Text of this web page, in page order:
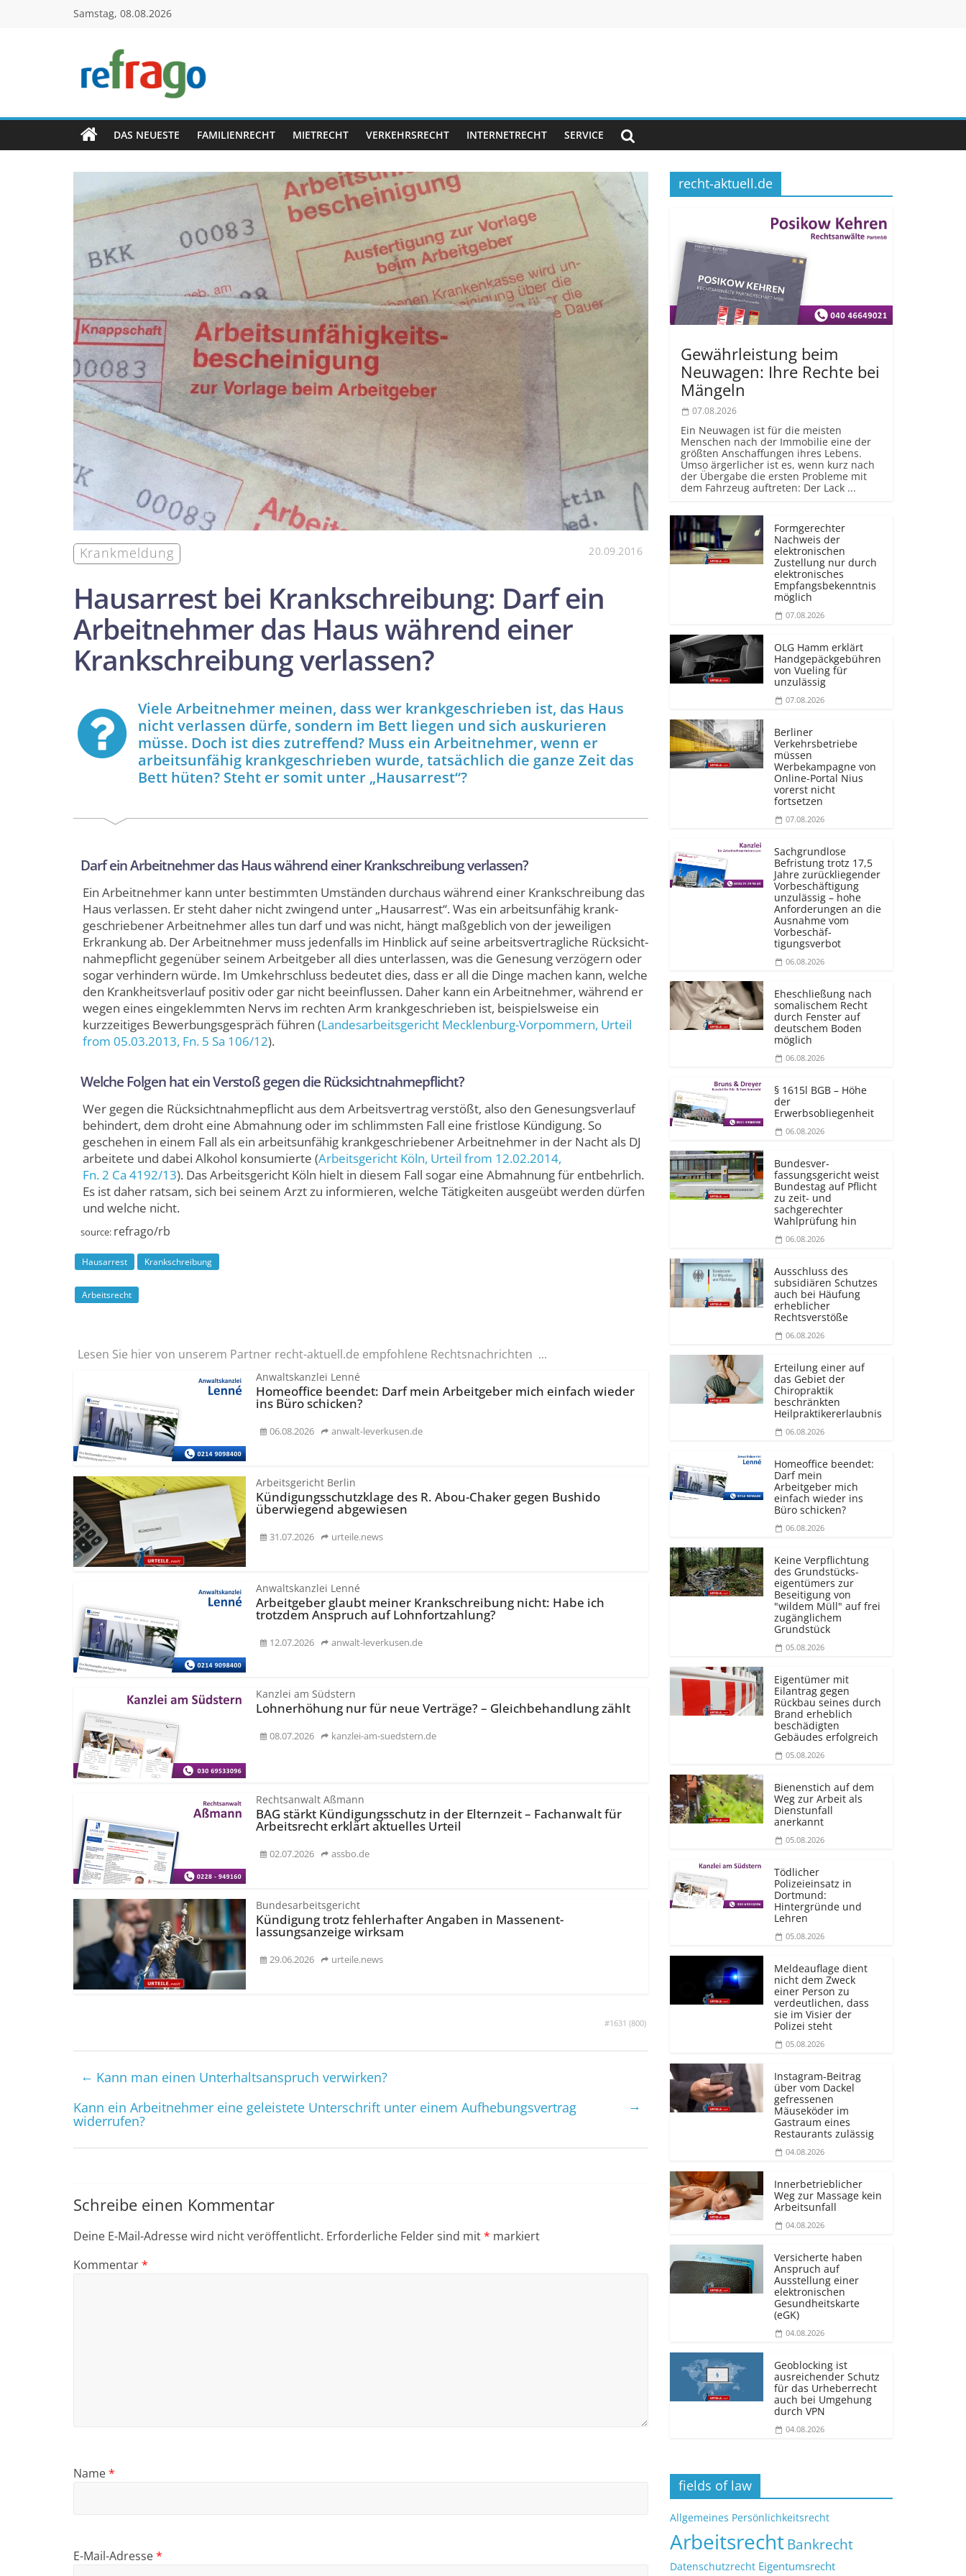
Samstag, 08.08.2026
refrago
Rechtsfragen
online
verständlich
erklärt
kostenlos
DAS NEUESTE FAMILIENRECHT MIETRECHT VERKEHRSRECHT INTERNETRECHT SERVICE
Krankmeldung 20.09.2016
Hausarrest bei Krank­schreibung: Darf ein
Arbeit­nehmer das Haus während einer
Krank­schreibung verlassen?
Viele Arbeit­nehmer meinen, dass wer krank­geschrieben ist, das Haus
nicht verlassen dürfe, sondern im Bett liegen und sich auskurieren
müsse. Doch ist dies zutreffend? Muss ein Arbeit­nehmer, wenn er
arbeits­unfähig krank­geschrieben wurde, tatsächlich die ganze Zeit das
Bett hüten? Steht er somit unter „Hausarrest“?
Darf ein Arbeit­nehmer das Haus während einer Krank­schreibung verlassen?
Ein Arbeit­nehmer kann unter bestimmten Umständen durchaus während einer Krank­schreibung das
Haus verlassen. Er steht daher nicht zwingend unter „Hausarrest“. Was ein arbeits­unfähig krank­
geschriebener Arbeit­nehmer alles tun darf und was nicht, hängt maßgeblich von der jeweiligen
Erkrankung ab. Der Arbeit­nehmer muss jedenfalls im Hinblick auf seine arbeits­vertrag­liche Rücksicht­
nahme­pflicht gegenüber seinem Arbeitgeber all dies unterlassen, was die Genesung verzögern oder
sogar verhindern würde. Im Umkehr­schluss bedeutet dies, dass er all die Dinge machen kann, welche
den Krankheits­verlauf positiv oder gar nicht beeinflussen. Daher kann ein Arbeit­nehmer, während er
wegen eines ein­geklemmten Nervs im rechten Arm krank­geschrieben ist, beispiels­weise ein
kurzzeitiges Bewerbungs­gespräch führen (Landesarbeitsgericht Mecklenburg-Vorpommern, Urteil
from 05.03.2013, Fn. 5 Sa 106/12).
Welche Folgen hat ein Verstoß gegen die Rücksicht­nahme­pflicht?
Wer gegen die Rücksicht­nahme­pflicht aus dem Arbeits­vertrag verstößt, also den Genesungs­verlauf
behindert, dem droht eine Abmahnung oder im schlimmsten Fall eine fristlose Kündigung. So
geschehen in einem Fall als ein arbeits­unfähig krank­geschriebener Arbeit­nehmer in der Nacht als DJ
arbeitete und dabei Alkohol konsumierte (Arbeitsgericht Köln, Urteil from 12.02.2014,
Fn. 2 Ca 4192/13). Das Arbeits­gericht Köln hielt in diesem Fall sogar eine Abmahnung für entbehrlich.
Es ist daher ratsam, sich bei seinem Arzt zu informieren, welche Tätig­keiten ausgeübt werden dürfen
und welche nicht.
source: refrago/rb
Hausarrest Krankschreibung
Arbeitsrecht
#1631 (800)
Lesen Sie hier von unserem Partner recht-aktuell.de empfohlene Rechtsnachrichten ...
Anwaltskanzlei Lenné
Homeoffice beendet: Darf mein Arbeitgeber mich einfach wieder
ins Büro schicken?
06.08.2026 anwalt-leverkusen.de
Arbeitsgericht Berlin
Kündigungs­schutzklage des R. Abou-Chaker gegen Bushido
überwiegend abgewiesen
31.07.2026 urteile.news
Anwaltskanzlei Lenné
Arbeitgeber glaubt meiner Krankschreibung nicht: Habe ich
trotzdem Anspruch auf Lohnfortzahlung?
12.07.2026 anwalt-leverkusen.de
Kanzlei am Südstern
Lohnerhöhung nur für neue Verträge? – Gleichbehandlung zählt
08.07.2026 kanzlei-am-suedstern.de
Rechtsanwalt Aßmann
BAG stärkt Kündigungsschutz in der Elternzeit – Fachanwalt für
Arbeitsrecht erklärt aktuelles Urteil
02.07.2026 assbo.de
Bundesarbeitsgericht
Kündigung trotz fehlerhafter Angaben in Massenent­
lassungsanzeige wirksam
29.06.2026 urteile.news
← Kann man einen Unterhaltsanspruch verwirken?
Kann ein Arbeit­nehmer eine geleistete Unterschrift unter einem Aufhebungs­vertrag
widerrufen?
→
Schreibe einen Kommentar
Deine E-Mail-Adresse wird nicht veröffentlicht. Erforderliche Felder sind mit* markiert
Kommentar*
Name*
E-Mail-Adresse*
recht-aktuell.de
Gewährleistung beim
Neuwagen: Ihre Rechte bei
Mängeln
07.08.2026
Ein Neuwagen ist für die meisten
Menschen nach der Immobilie eine der
größten Anschaffungen ihres Lebens.
Umso ärgerlicher ist es, wenn kurz nach
der Übergabe die ersten Probleme mit
dem Fahrzeug auftreten: Der Lack ...
Formgerechter
Nachweis der
elektronischen
Zustellung nur durch
elektronisches
Empfangsbekenntnis
möglich
07.08.2026
OLG Hamm erklärt
Handgepäckgebühren
von Vueling für
unzulässig
07.08.2026
Berliner
Verkehrsbetriebe
müssen
Werbekampagne von
Online-Portal Nius
vorerst nicht
fortsetzen
07.08.2026
Sachgrundlose
Befristung trotz 17,5
Jahre zurückliegender
Vorbeschäftigung
unzulässig – hohe
Anforderungen an die
Ausnahme vom
Vorbeschäf­
tigungsverbot
06.08.2026
Eheschließung nach
somalischem Recht
durch Fenster auf
deutschem Boden
möglich
06.08.2026
§ 1615l BGB – Höhe
der
Erwerbsobliegenheit
06.08.2026
Bundesver­
fassungsgericht weist
Bundestag auf Pflicht
zu zeit- und
sachgerechter
Wahlprüfung hin
06.08.2026
Ausschluss des
subsidiären Schutzes
auch bei Häufung
erheblicher
Rechtsverstöße
06.08.2026
Erteilung einer auf
das Gebiet der
Chiropraktik
beschränkten
Heilprakti­kererlaubnis
06.08.2026
Homeoffice beendet:
Darf mein
Arbeitgeber mich
einfach wieder ins
Büro schicken?
06.08.2026
Keine Verpflichtung
des Grundstücks­
eigentümers zur
Beseitigung von
"wildem Müll" auf frei
zugänglichem
Grundstück
05.08.2026
Eigentümer mit
Eilantrag gegen
Rückbau seines durch
Brand erheblich
beschädigten
Gebäudes erfolgreich
05.08.2026
Bienenstich auf dem
Weg zur Arbeit als
Dienstunfall
anerkannt
05.08.2026
Tödlicher
Polizeieinsatz in
Dortmund:
Hintergründe und
Lehren
05.08.2026
Meldeauflage dient
nicht dem Zweck
einer Person zu
verdeutlichen, dass
sie im Visier der
Polizei steht
05.08.2026
Instagram-Beitrag
über vom Dackel
gefressenen
Mäuseköder im
Gastraum eines
Restaurants zulässig
04.08.2026
Innerbetrieblicher
Weg zur Massage kein
Arbeitsunfall
04.08.2026
Versicherte haben
Anspruch auf
Ausstellung einer
elektronischen
Gesundheitskarte
(eGK)
04.08.2026
Geoblocking ist
ausreichender Schutz
für das Urheberrecht
auch bei Umgehung
durch VPN
04.08.2026
fields of law
Allgemeines Persönlichkeitsrecht
ArbeitsrechtBankrecht
Datenschutzrecht Eigentumsrecht